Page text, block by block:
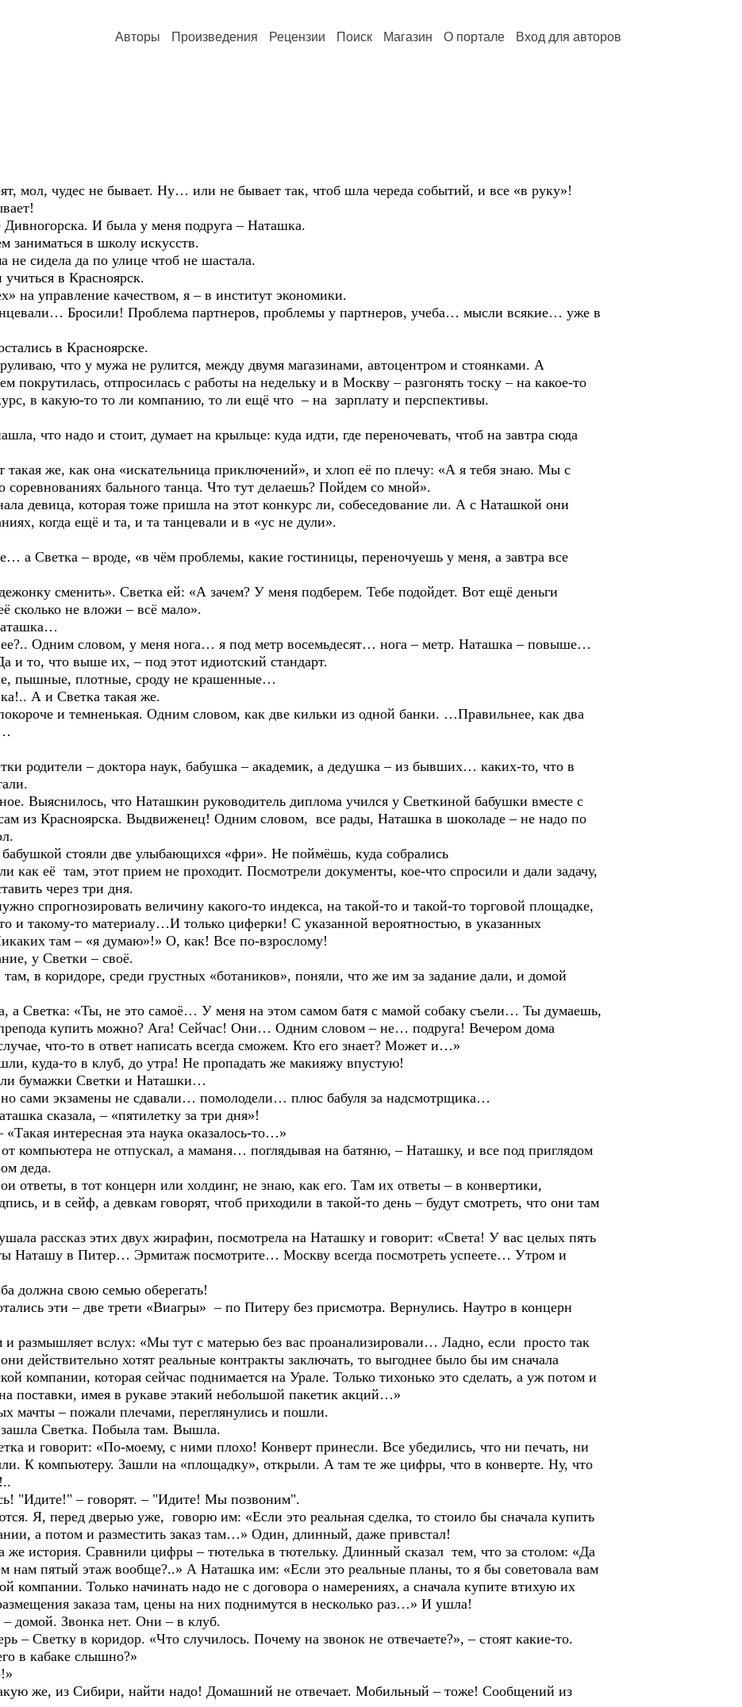
Авторы Произведения Рецензии Поиск Магазин О портале Вход для авторов
чудес не бывает. Ну… или не бывает так, чтоб шла череда событий, и все «в руку»!
И была у меня подруга – Наташка.
в школу искусств.
да по улице чтоб не шастала.
в Красноярск.
качеством, я – в институт экономики.
Бросили! Проблема партнеров, проблемы у партнеров, учеба… мысли всякие… уже в
в Красноярске.
что у мужа не рулится, между двумя магазинами, автоцентром и стоянками. А
покрутилась, отпросилась с работы на недельку и в Москву – разгонять тоску – на какое-то
в какую-то то ли компанию, то ли ещё что – на зарплату и перспективы.
надо и стоит, думает на крыльце: куда идти, где переночевать, чтоб на завтра сюда
же, как она «искательница приключений», и хлоп её по плечу: «А я тебя знаю. Мы с
соревнованиях бального танца. Что тут делаешь? Пойдем со мной».
которая тоже пришла на этот конкурс ли, собеседование ли. А с Наташкой они
когда ещё и та, и та танцевали и в «ус не дули».
– вроде, «в чём проблемы, какие гостиницы, переночуешь у меня, а завтра все
сменить». Светка ей: «А зачем? У меня подберем. Тебе подойдет. Вот ещё деньги
сколько не вложи – всё мало».
словом, у меня нога… я под метр восемьдесят… нога – метр. Наташка – повыше…
и то, что выше их, – под этот идиотский стандарт.
плотные, сроду не крашенные…
А и Светка такая же.
и темненькая. Одним словом, как две кильки из одной банки. …Правильнее, как два
– доктора наук, бабушка – академик, а дедушка – из бывших… каких-то, что в
что Наташкин руководитель диплома учился у Светкиной бабушки вместе с
из Красноярска. Выдвиженец! Одним словом, все рады, Наташка в шоколаде – не надо по
стояли две улыбающихся «фри». Не поймёшь, куда собрались
там, этот прием не проходит. Посмотрели документы, кое-что спросили и дали задачу,
через три дня.
величину какого-то индекса, на такой-то и такой-то торговой площадке,
и такому-то материалу…И только циферки! С указанной вероятностью, в указанных
там – «я думаю»!» О, как! Все по-взрослому!
у Светки – своё.
среди грустных «ботаников», поняли, что же им за задание дали, и домой
«Ты, не это самоё… У меня на этом самом батя с мамой собаку съели… Ты думаешь,
купить можно? Ага! Сейчас! Они… Одним словом – не… подруга! Вечером дома
что-то в ответ написать всегда сможем. Кто его знает? Может и…»
то в клуб, до утра! Не пропадать же макияжу впустую!
Светки и Наташки…
экзамены не сдавали… помолодели… плюс бабуля за надсмотрщика…
сказала, – «пятилетку за три дня»!
интересная эта наука оказалось-то…»
не отпускал, а маманя… поглядывая на батяню, – Наташку, и все под приглядом
деда.
в тот концерн или холдинг, не знаю, как его. Там их ответы – в конвертики,
и в сейф, а девкам говорят, чтоб приходили в такой-то день – будут смотреть, что они там
этих двух жирафин, посмотрела на Наташку и говорит: «Света! У вас целых пять
Наташу в Питер… Эрмитаж посмотрите… Москву всегда посмотреть успеете… Утром и
свою семью оберегать!
эти – две трети «Виагры» – по Питеру без присмотра. Вернулись. Наутро в концерн
вслух: «Мы тут с матерью без вас проанализировали… Ладно, если просто так
действительно хотят реальные контракты заключать, то выгоднее было бы им сначала
компании, которая сейчас поднимается на Урале. Только тихонько это сделать, а уж потом и
поставки, имея в рукаве этакий небольшой пакетик акций…»
– пожали плечами, переглянулись и пошли.
Светка. Побыла там. Вышла.
«По-моему, с ними плохо! Конверт принесли. Все убедились, что ни печать, ни
К компьютеру. Зашли на «площадку», открыли. А там те же цифры, что в конверте. Ну, что
– говорят. – "Идите! Мы позвоним".
перед дверью уже, говорю им: «Если это реальная сделка, то стоило бы сначала купить
а потом и разместить заказ там…» Один, длинный, даже привстал!
Сравнили цифры – тютелька в тютельку. Длинный сказал тем, что за столом: «Да
нам пятый этаж вообще?..» А Наташка им: «Если это реальные планы, то я бы советовала вам
компании. Только начинать надо не с договора о намерениях, а сначала купите втихую их
заказа там, цены на них поднимутся в несколько раз…» И ушла!
Звонка нет. Они – в клуб.
в коридор. «Что случилось. Почему на звонок не отвечаете?», – стоят какие-то.
кабаке слышно?»
из Сибири, найти надо! Домашний не отвечает. Мобильный – тоже! Сообщений из